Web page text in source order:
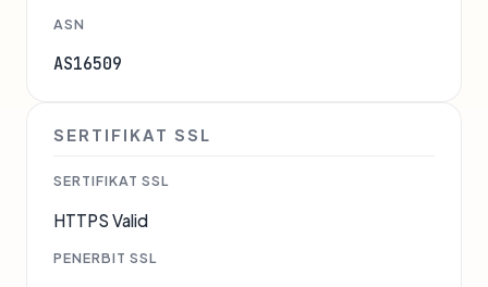
ASN
AS16509
SERTIFIKAT SSL
SERTIFIKAT SSL
HTTPS Valid
PENERBIT SSL